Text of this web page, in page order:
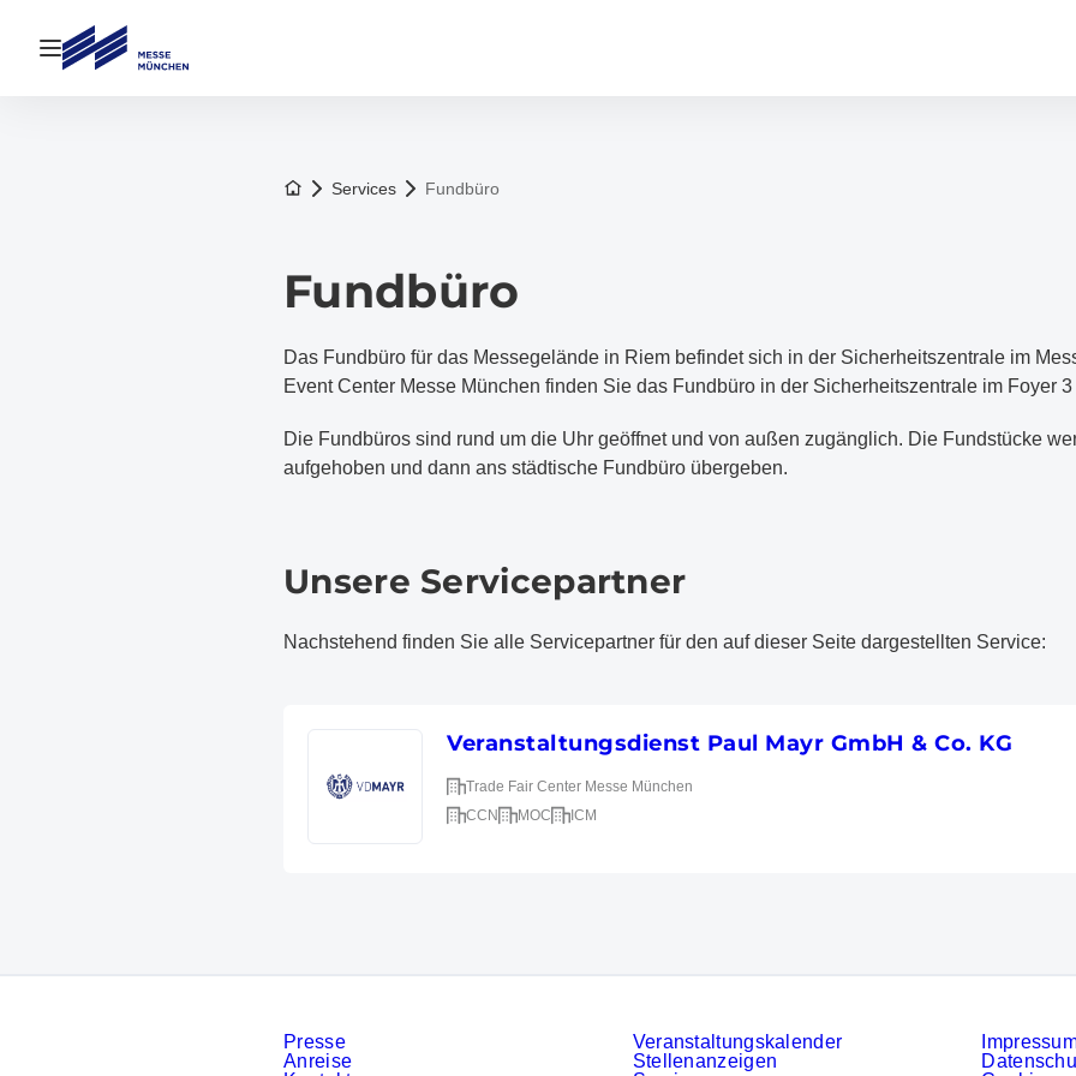
Navigation öffnen
Zur Startseite
Services Fundbüro
Fundbüro
Das Fundbüro für das Messegelände in Riem befindet sich in der Sicherheitszentrale im
Event Center Messe München finden Sie das Fundbüro in der Sicherheitszentrale im Foyer
Die Fundbüros sind rund um die Uhr geöffnet und von außen zugänglich. Die Fundstücke
aufgehoben und dann ans städtische Fundbüro übergeben.
Unsere Servicepartner
Nachstehend finden Sie alle Servicepartner für den auf dieser Seite dargestellten Service:
Veranstaltungsdienst Paul Mayr GmbH & Co. KG
Trade Fair Center Messe München
CCN
MOC ICM
Presse
Anreise
Veranstaltungskalender
Stellenanzeigen